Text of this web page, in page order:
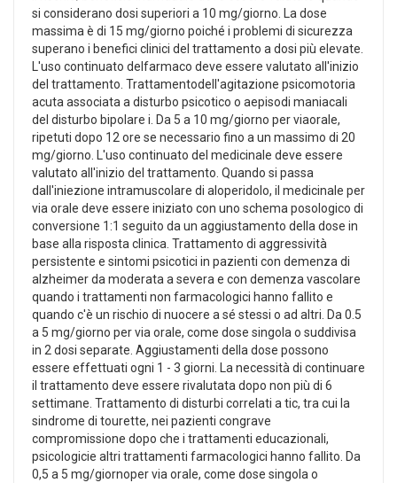
si considerano dosi superiori a 10 mg/giorno. La dose
massima è di 15 mg/giorno poiché i problemi di sicurezza
superano i benefici clinici del trattamento a dosi più elevate.
L'uso continuato delfarmaco deve essere valutato all'inizio
del trattamento. Trattamentodell'agitazione psicomotoria
acuta associata a disturbo psicotico o aepisodi maniacali
del disturbo bipolare i. Da 5 a 10 mg/giorno per viaorale,
ripetuti dopo 12 ore se necessario fino a un massimo di 20
mg/giorno. L'uso continuato del medicinale deve essere
valutato all'inizio del trattamento. Quando si passa
dall'iniezione intramuscolare di aloperidolo, il medicinale per
via orale deve essere iniziato con uno schema posologico di
conversione 1:1 seguito da un aggiustamento della dose in
base alla risposta clinica. Trattamento di aggressività
persistente e sintomi psicotici in pazienti con demenza di
alzheimer da moderata a severa e con demenza vascolare
quando i trattamenti non farmacologici hanno fallito e
quando c'è un rischio di nuocere a sé stessi o ad altri. Da 0.5
a 5 mg/giorno per via orale, come dose singola o suddivisa
in 2 dosi separate. Aggiustamenti della dose possono
essere effettuati ogni 1 - 3 giorni. La necessità di continuare
il trattamento deve essere rivalutata dopo non più di 6
settimane. Trattamento di disturbi correlati a tic, tra cui la
sindrome di tourette, nei pazienti congrave
compromissione dopo che i trattamenti educazionali,
psicologicie altri trattamenti farmacologici hanno fallito. Da
0,5 a 5 mg/giornoper via orale, come dose singola o